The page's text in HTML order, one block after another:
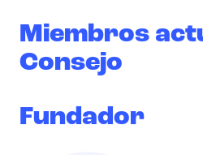
Miembros
Consejo
Fundador